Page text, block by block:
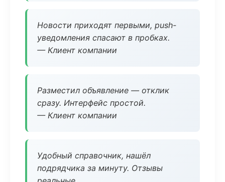
Новости приходят первыми, push-
уведомления спасают в пробках.
— Клиент компании
Разместил объявление — отклик
сразу. Интерфейс простой.
— Клиент компании
Удобный справочник, нашёл
подрядчика за минуту. Отзывы